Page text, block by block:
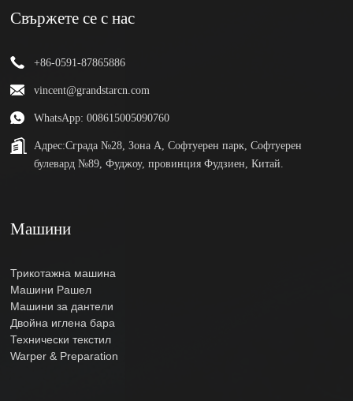
Свържете се с нас
+86-0591-87865886
vincent@grandstarcn.com
WhatsApp: 008615005090760
Адрес:Сграда №28, Зона А, Софтуерен парк, Софтуерен
булевард №89, Фуджоу, провинция Фудзиен, Китай.
Машини
Трикотажна машина
Машини Рашел
Машини за дантели
Двойна иглена бара
Технически текстил
Warper & Preparation